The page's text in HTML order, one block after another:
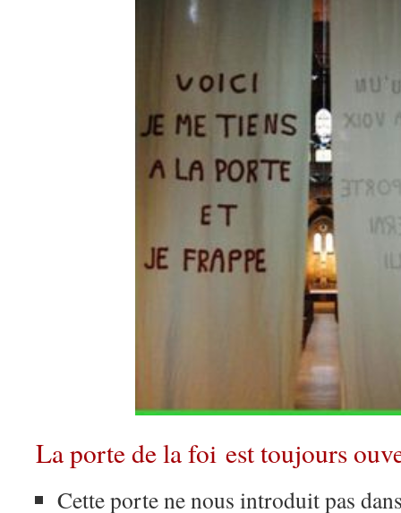
La porte de la foi est toujours
Cette porte ne nous introduit pas